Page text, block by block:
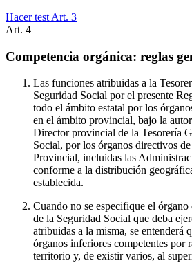
Hacer test Art. 3
Art. 4
Competencia orgánica: reglas
Las funciones atribuidas a la
Seguridad Social por el presente
todo el ámbito estatal por los
en el ámbito provincial, bajo la
Director provincial de la Tesorería
Social, por los órganos directivos
Provincial, incluidas las
conforme a la distribución
establecida.
Cuando no se especifique el órgano
de la Seguridad Social que deba
atribuidas a la misma, se entenderá
órganos inferiores competentes por
territorio y, de existir varios, al